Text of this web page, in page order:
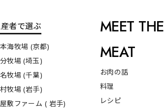
者で選ぶ
海牧場 (京都)
牧場 (埼玉)
牧場 (千葉)
牧場 (岩手)
敷ファーム ( 岩手)
MEET THE
MEAT
お肉の話
料理
レシピ